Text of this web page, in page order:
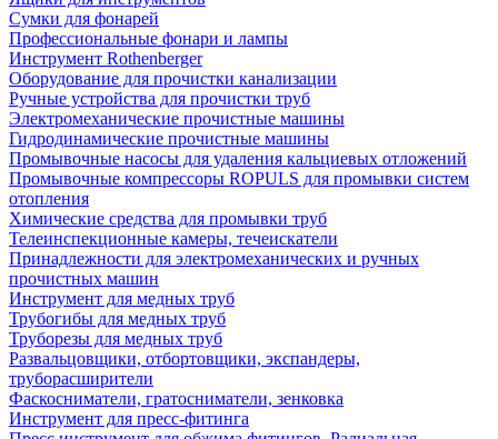
Сумки для фонарей
Профессиональные фонари и лампы
Инструмент Rothenberger
Оборудование для прочистки канализации
Ручные устройства для прочистки труб
Электромеханические прочистные машины
Гидродинамические прочистные машины
Промывочные насосы для удаления кальциевых отложений
Промывочные компрессоры ROPULS для промывки систем
отопления
Химические средства для промывки труб
Телеинспекционные камеры, течеискатели
Принадлежности для электромеханических и ручных
прочистных машин
Инструмент для медных труб
Трубогибы для медных труб
Труборезы для медных труб
Развальцовщики, отбортовщики, экспандеры,
труборасширители
Фаскосниматели, гратосниматели, зенковка
Инструмент для пресс-фитинга